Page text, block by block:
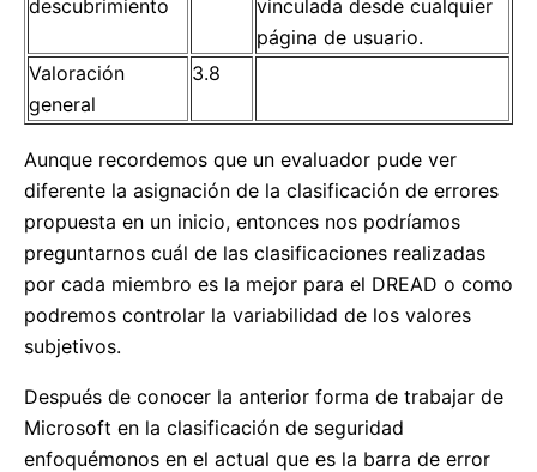
descubrimiento
vinculada desde cualquier
página de usuario.
Valoración
general
3.8
Aunque recordemos que un evaluador pude ver
diferente la asignación de la clasificación de errores
propuesta en un inicio, entonces nos podríamos
preguntarnos cuál de las clasificaciones realizadas
por cada miembro es la mejor para el DREAD o como
podremos controlar la variabilidad de los valores
subjetivos.
Después de conocer la anterior forma de trabajar de
Microsoft en la clasificación de seguridad
enfoquémonos en el actual que es la barra de error